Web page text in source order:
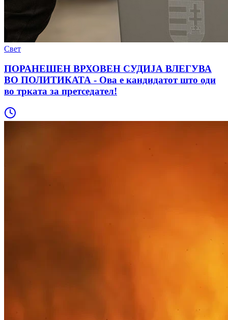
Свет
ПОРАНЕШЕН ВРХОВЕН СУДИЈА ВЛЕГУВА
ВО ПОЛИТИКАТА - Ова е кандидатот што оди
во трката за претседател!